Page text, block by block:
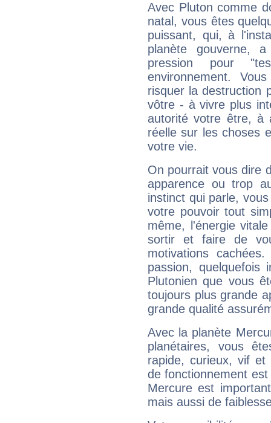
Avec Pluton comme
natal, vous êtes
puissant, qui, à
planète gouverne,
pression pour
environnement.
risquer la destruction
vôtre - à vivre plus
autorité votre être, à
réelle sur les choses
votre vie.
On pourrait vous dire
apparence ou trop
instinct qui parle,
votre pouvoir tout
même, l'énergie
sortir et faire de
motivations
passion, quelquefois
Plutonien que vous
toujours plus grande
grande qualité
Avec la planète
planétaires, vous
rapide, curieux, vif et
de fonctionnement
Mercure est
mais aussi de